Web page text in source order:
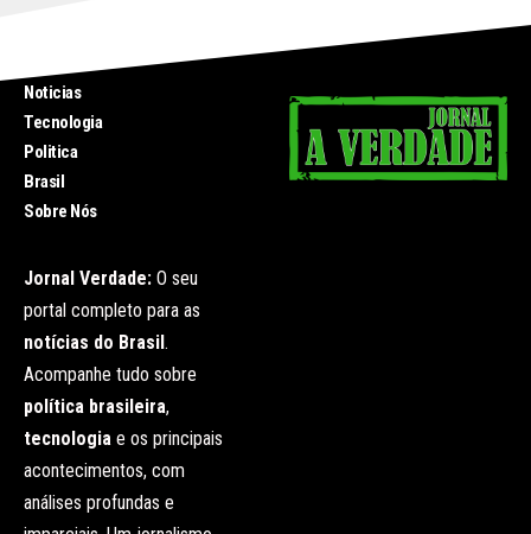
Noticias
Tecnologia
Politica
Brasil
Sobre Nós
Jornal Verdade: O seu
portal completo para as
notícias do Brasil .
Acompanhe tudo sobre
política brasileira,
tecnologia e os principais
acontecimentos, com
análises profundas e